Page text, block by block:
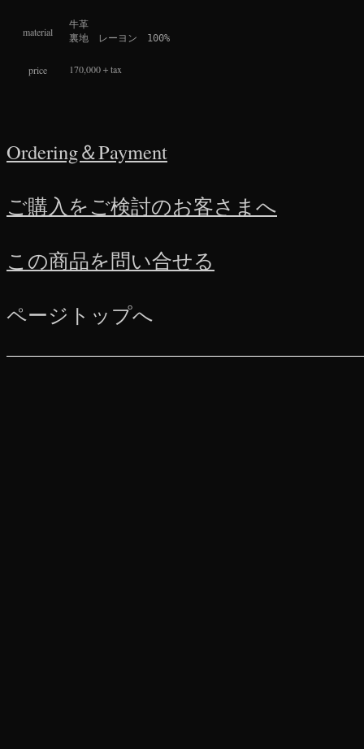
material
牛革
裏地　レーヨン　100%
price 170,000＋tax
Ordering＆Payment
ご購入をご検討のお客さまへ
この商品を問い合せる
ページトップへ